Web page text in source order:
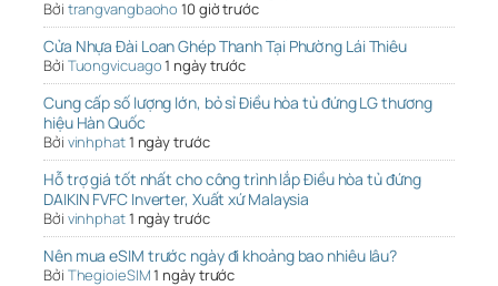
Bởi trangvangbaoho 10 giờ trước
Cửa Nhựa Đài Loan Ghép Thanh Tại Phường Lái Thiêu
Bởi Tuongvicuago1 ngày trước
Cung cấp số lượng lớn, bỏ sỉ Điều hòa tủ đứng LG thương
hiệu Hàn Quốc
Bởi vinhphat1 ngày trước
Hỗ trợ giá tốt nhất cho công trình lắp Điều hòa tủ đứng
DAIKIN FVFC Inverter, Xuất xứ Malaysia
Bởi vinhphat1 ngày trước
Nên mua eSIM trước ngày đi khoảng bao nhiêu lâu?
Bởi ThegioieSIM1 ngày trước